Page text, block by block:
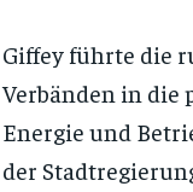
Giffey führte die
Verbänden in die
Energie und
der